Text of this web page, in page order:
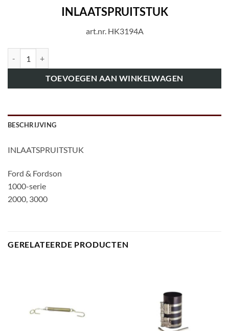
INLAATSPRUITSTUK
art.nr. HK3194A
TOEVOEGEN AAN WINKELWAGEN
BESCHRIJVING
INLAATSPRUITSTUK
Ford & Fordson
1000-serie
2000, 3000
GERELATEERDE PRODUCTEN